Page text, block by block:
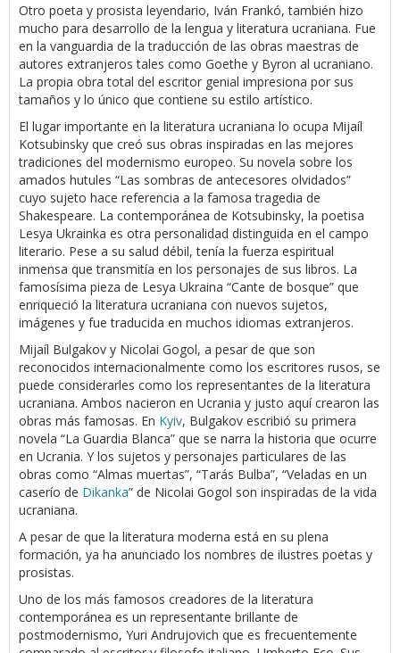
Otro poeta y prosista leyendario, Iván Frankó, también hizo
mucho para desarrollo de la lengua y literatura ucraniana. Fue
en la vanguardia de la traducción de las obras maestras de
autores extranjeros tales como Goethe y Byron al ucraniano.
La propia obra total del escritor genial impresiona por sus
tamaños y lo único que contiene su estilo artístico.
El lugar importante en la literatura ucraniana lo ocupa Mijaíl
Kotsubinsky que creó sus obras inspiradas en las mejores
tradiciones del modernismo europeo. Su novela sobre los
amados hutules “Las sombras de antecesores olvidados”
cuyo sujeto hace referencia a la famosa tragedia de
Shakespeare. La contemporánea de Kotsubinsky, la poetisa
Lesya Ukrainka es otra personalidad distinguida en el campo
literario. Pese a su salud débil, tenía la fuerza espiritual
inmensa que transmitía en los personajes de sus libros. La
famosísima pieza de Lesya Ukraina “Cante de bosque” que
enriqueció la literatura ucraniana con nuevos sujetos,
imágenes y fue traducida en muchos idiomas extranjeros.
Mijaíl Bulgakov y Nicolai Gogol, a pesar de que son
reconocidos internacionalmente como los escritores rusos, se
puede considerarles como los representantes de la literatura
ucraniana. Ambos nacieron en Ucrania y justo aquí crearon las
obras más famosas. En Kyiv, Bulgakov escribió su primera
novela “La Guardia Blanca” que se narra la historia que ocurre
en Ucrania. Y los sujetos y personajes particulares de las
obras como “Almas muertas”, “Tarás Bulba”, “Veladas en un
caserío de Dikanka” de Nicolai Gogol son inspiradas de la vida
ucraniana.
A pesar de que la literatura moderna está en su plena
formación, ya ha anunciado los nombres de ilustres poetas y
prosistas.
Uno de los más famosos creadores de la literatura
contemporánea es un representante brillante de
postmodernismo, Yuri Andrujovich que es frecuentemente